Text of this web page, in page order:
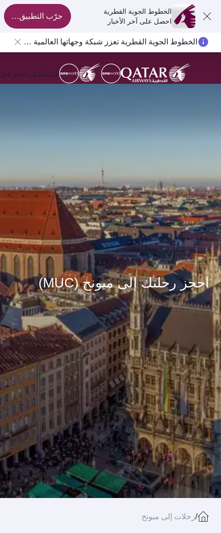
الخطوط الجوية القطرية
احصل على آخر الأخبار
جرّب التطبيق الآن
الخطوط الجوية القطرية تعزز شبكة وجهاتها العالمية لتشمل ما يزيد عن 160 وجهة
استكشفاحجزعش
احجز رحلتك إلى ميونخ (MUC)
/رحلات إلى ميونخ